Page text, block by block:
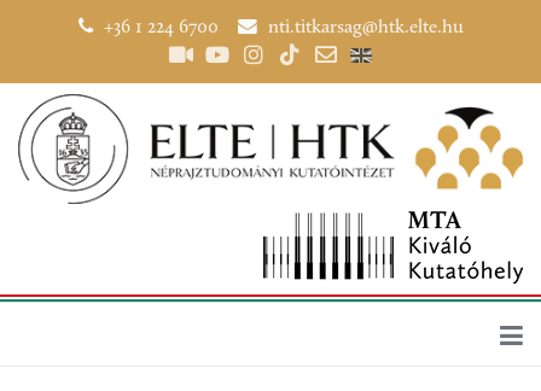
+36 1 224 6700 nti.titkarsag@htk.elte.hu